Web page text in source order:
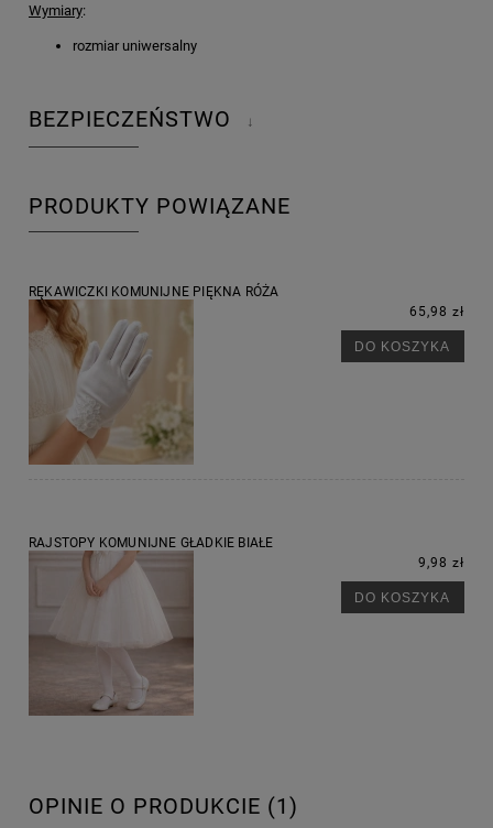
Wymiary:
rozmiar uniwersalny
BEZPIECZEŃSTWO ↓
PRODUKTY POWIĄZANE
RĘKAWICZKI KOMUNIJNE PIĘKNA RÓŻA
65,98 zł
DO KOSZYKA
RAJSTOPY KOMUNIJNE GŁADKIE BIAŁE
9,98 zł
DO KOSZYKA
OPINIE O PRODUKCIE (1)